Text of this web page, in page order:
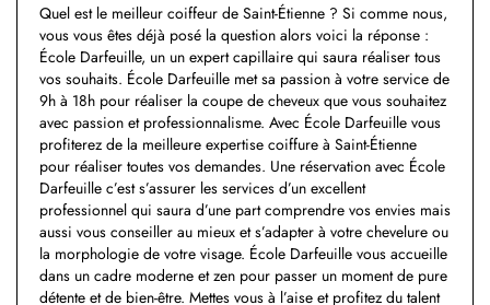
Quel est le meilleur coiffeur de Saint-Étienne ? Si comme nous,
vous vous êtes déjà posé la question alors voici la réponse :
École Darfeuille, un un expert capillaire qui saura réaliser tous
vos souhaits. École Darfeuille met sa passion à votre service de
9h à 18h pour réaliser la coupe de cheveux que vous souhaitez
avec passion et professionnalisme. Avec École Darfeuille vous
profiterez de la meilleure expertise coiffure à Saint-Étienne
pour réaliser toutes vos demandes. Une réservation avec École
Darfeuille c’est s’assurer les services d’un excellent
professionnel qui saura d’une part comprendre vos envies mais
aussi vous conseiller au mieux et s’adapter à votre chevelure ou
la morphologie de votre visage. École Darfeuille vous accueille
dans un cadre moderne et zen pour passer un moment de pure
détente et de bien-être. Mettes vous à l’aise et profitez du talent